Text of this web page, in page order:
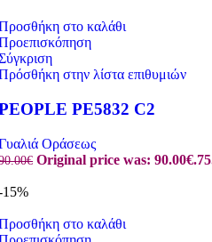
στο καλάθι
στην λίστα επιθυμιών
PE5832 C2
Οράσεως
€ Original price was: 90.00€.
15%
στο καλάθι